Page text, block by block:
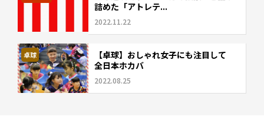
詰めた「アトレテ...
2022.11.22
卓球
【卓球】おしゃれ女子にも注目して
全日本ホカバ
2022.08.25